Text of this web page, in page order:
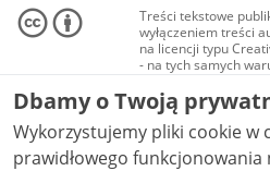
Treści tekstowe
wyłączeniem treści
na licencji typu
- na tych samych
Materiały
audio i wideo, są
Creative Commons:
niekomercyjne - bez
NC-ND 4.0), o ile nie
Dbamy o Twoją
Wykorzystujemy pliki cookie w
prawidłowego